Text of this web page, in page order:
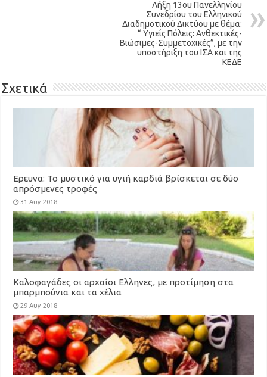
Λήξη 13ου Πανελληνίου
Συνεδρίου του Ελληνικού
Διαδημοτικού Δικτύου με θέμα:
“ Υγιείς Πόλεις: Ανθεκτικές-
Βιώσιμες-Συμμετοχικές”, με την
υποστήριξη του ΙΣΑ και της
ΚΕΔΕ
Σχετικά
Ερευνα: To μυστικό για υγιή καρδιά βρίσκεται σε δύο
απρόσμενες τροφές
31 Αυγ 2018
Καλοφαγάδες οι αρχαίοι Ελληνες, με προτίμηση στα
μπαρμπούνια και τα χέλια
29 Αυγ 2018